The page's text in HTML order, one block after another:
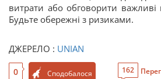
витрати або обговорити
Будьте обережні з ризиками.
ДЖЕРЕЛО : UNIAN
0 Сподобалося 162